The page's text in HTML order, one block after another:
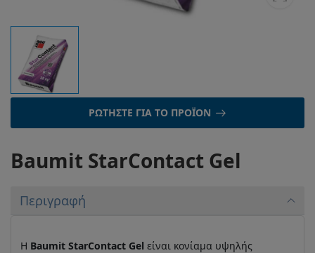
ΡΩΤΉΣΤΕ ΓΙΑ ΤΟ ΠΡΟΪΌΝ
Baumit StarContact Gel
Περιγραφή
Η Baumit StarContact Gel είναι κονίαμα υψηλής